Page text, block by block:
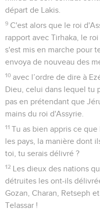
départ de Lakis.
9 C'est alors que le roi
rapport avec Tirhaka, le
s'est mis en marche pour
envoya de nouveau des
10 avec l’ordre de dire à
Dieu, celui dans lequel tu
pas en prétendant que
mains du roi d'Assyrie.
11 Tu as bien appris ce
les pays, la manière dont
toi, tu serais délivré ?
12 Les dieux des nations
détruites les ont-ils
Gozan, Charan, Retseph
Telassar !